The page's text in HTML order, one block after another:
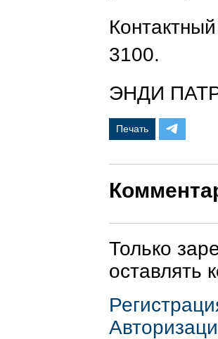
3100.
ЭНДИ
Печать
Только
оставлять